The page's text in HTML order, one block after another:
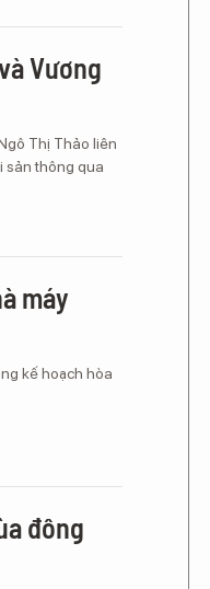
Vương
Thị Thảo liên
sản thông qua
máy
kế hoạch hòa
đông